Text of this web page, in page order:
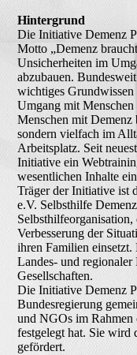
Hintergrund
Die Initiative Demenz
Motto „Demenz
Unsicherheiten im
abzubauen.
wichtiges
Umgang mit
Menschen mit Demenz
sondern vielfach im
Arbeitsplatz. Seit
Initiative ein
wesentlichen Inhalte
Träger der Initiative ist
e.V. Selbsthilfe
Verbesserung der
ihren Familien
Landes- und
Gesellschaften.
Die Initiative Demenz
Bundesregierung
und NGOs im Rahmen
festgelegt hat. Sie wird
gefördert.